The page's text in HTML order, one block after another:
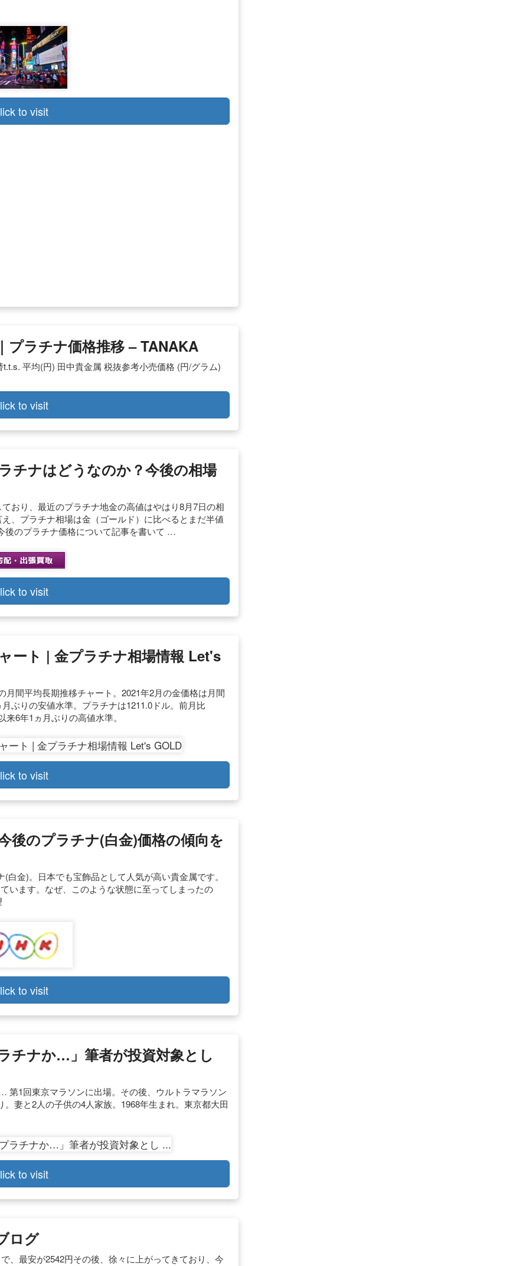
to visit
プラチナ価格推移 – TANAKA
平均(円) 田中貴金属 税抜参考小売価格 (円/グラム)
to visit
チナはどうなのか？今後の相場
おり、最近のプラチナ地金の高値はやはり8月7日の相
、プラチナ相場は金（ゴールド）に比べるとまだ半値
後のプラチナ価格について記事を書いて …
to visit
ート | 金プラチナ相場情報 Let's
間平均長期推移チャート。2021年2月の金価格は月間
ぶりの安値水準。プラチナは1211.0ドル。前月比
6年1ヵ月ぶりの高値水準。
to visit
後のプラチナ(白金)価格の傾向を
金)。日本でも宝飾品として人気が高い貴金属です。
います。なぜ、このような状態に至ってしまったの
to visit
チナか…」筆者が投資対象とし
1回東京マラソンに出場。その後、ウルトラマラソン
妻と2人の子供の4人家族。1968年生まれ。東京都大田
to visit
ログ
、最安が2542円その後、徐々に上がってきており、今